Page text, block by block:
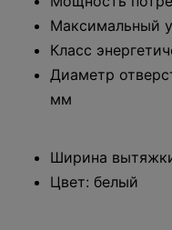
Максимальный
Класс
Диаметр
мм
Ширина
Цвет: белый